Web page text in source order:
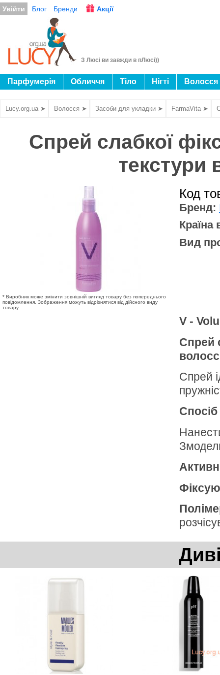
Увійти Блог Бренди Акції
З Люсі ви завжди в пЛюсі))
Парфумерія Обличчя Тіло Нігті Волосся
Lucy.org.ua ➤ Волосся ➤ Засоби для укладки ➤ FarmaVita ➤
Спрей слабкої
текстури
* Виробник може змінити зовнішній вигляд товару без попереднього
повідомлення. Зображення можуть відрізнятися від дійсного виду
товару
Код
Бренд:
Вид
V -
Спрей
Спрей